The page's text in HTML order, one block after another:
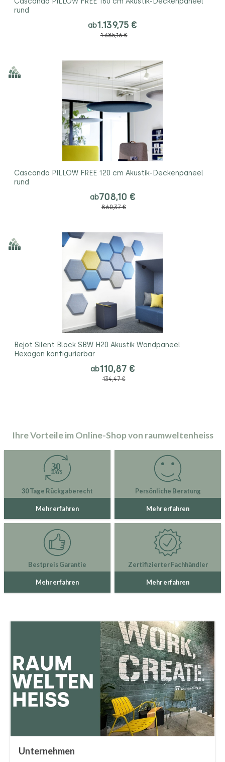
rund
ab1.139,75 €
1.385,16 €
Cascando PILLOW FREE 120 cm Akustik-Deckenpaneel
rund
ab708,10 €
860,37 €
Bejot Silent Block SBW H20 Akustik Wandpaneel
Hexagon konfigurierbar
ab110,87 €
134,47 €
Ihre Vorteile im Online-Shop von raumweltenheiss
30 Tage Rückgaberecht
Mehr erfahren
Persönliche Beratung
Mehr erfahren
Bestpreis Garantie
Mehr erfahren
Zertifizierter Fachhändler
Mehr erfahren
Unternehmen